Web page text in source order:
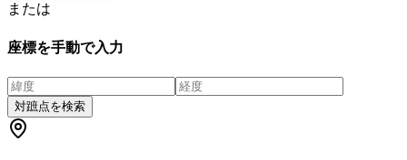
または
座標を手動で入力
対蹠点を検索